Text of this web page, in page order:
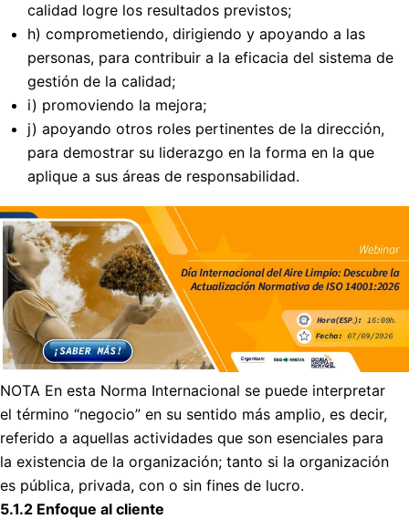
calidad logre los resultados previstos;
h) comprometiendo, dirigiendo y apoyando a las
personas, para contribuir a la eficacia del sistema de
gestión de la calidad;
i) promoviendo la mejora;
j) apoyando otros roles pertinentes de la dirección,
para demostrar su liderazgo en la forma en la que
aplique a sus áreas de responsabilidad.
NOTA En esta Norma Internacional se puede interpretar
el término “negocio” en su sentido más amplio, es decir,
referido a aquellas actividades que son esenciales para
la existencia de la organización; tanto si la organización
es pública, privada, con o sin fines de lucro.
5.1.2 Enfoque al cliente